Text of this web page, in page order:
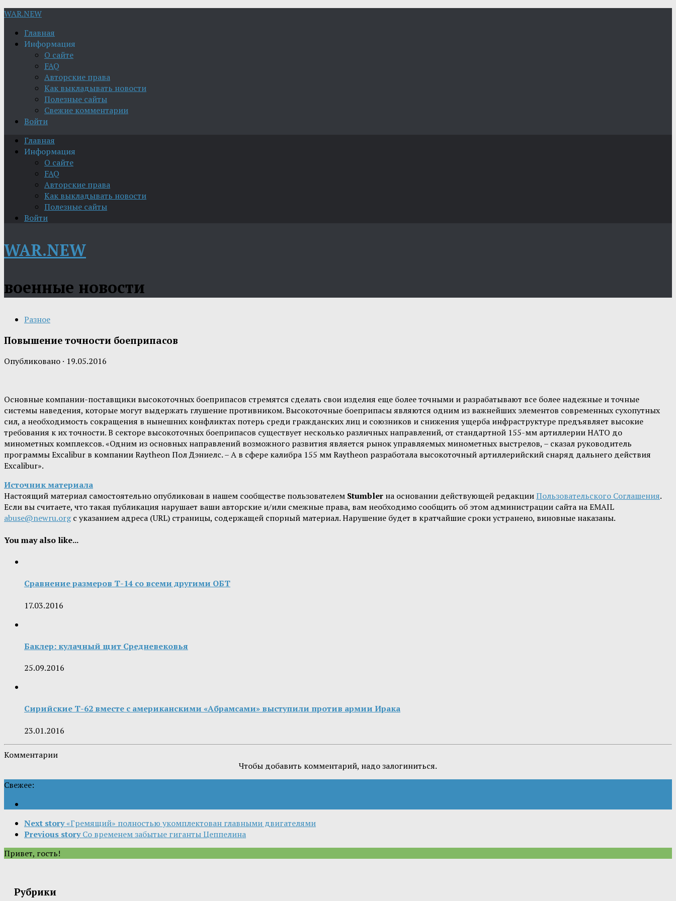
WAR.NEW
Главная
Информация
О сайте
FAQ
Авторские права
Как выкладывать новости
Полезные сайты
Свежие комментарии
Войти
Главная
Информация
О сайте
FAQ
Авторские права
Как выкладывать новости
Полезные сайты
Войти
WAR.NEW
военные новости
Разное
Повышение точности боеприпасов
Опубликовано · 19.05.2016
Основные компании-поставщики высокоточных боеприпасов стремятся сделать свои изделия еще более точными и разрабатывают все более надежные и точные
системы наведения, которые могут выдержать глушение противником. Высокоточные боеприпасы являются одним из важнейших элементов современных сухопутных
сил, а необходимость сокращения в нынешних конфликтах потерь среди гражданских лиц и союзников и снижения ущерба инфраструктуре предъявляет высокие
требования к их точности. В секторе высокоточных боеприпасов существует несколько различных направлений, от стандартной 155-мм артиллерии НАТО до
минометных комплексов. «Одним из основных направлений возможного развития является рынок управляемых минометных выстрелов, – сказал руководитель
программы Excalibur в компании Raytheon Пол Дэниелс. – А в сфере калибра 155 мм Raytheon разработала высокоточный артиллерийский снаряд дальнего действия
Excalibur».
Источник материала
Настоящий материал самостоятельно опубликован в нашем сообществе пользователем Stumbler на основании действующей редакцииПользовательского Соглашения.
Если вы считаете, что такая публикация нарушает ваши авторские и/или смежные права, вам необходимо сообщить об этом администрации сайта на EMAIL
abuse@newru.orgс указанием адреса (URL) страницы, содержащей спорный материал. Нарушение будет в кратчайшие сроки устранено, виновные наказаны.
You may also like...
Сравнение размеров Т-14 со всеми другими ОБТ
17.03.2016
Баклер: кулачный щит Средневековья
25.09.2016
Сирийские Т-62 вместе с американскими «Абрамсами» выступили против армии Ирака
23.01.2016
Комментарии
Чтобы добавить комментарий, надо залогиниться.
Свежее:
Next story«Гремящий» полностью укомплектован главными двигателями
Previous story Со временем забытые гиганты Цеппелина
Привет, гость!
Рубрики